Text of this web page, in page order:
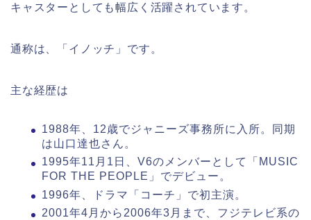
キャスターとしても幅広く活躍されています。
通称は、「イノッチ」です。
主な経歴は
1988年、12歳でジャニーズ事務所に入所。同期
は山口達也さん。
1995年11月1日、V6のメンバーとして「MUSIC
FOR THE PEOPLE」でデビュー。
1996年、ドラマ「コーチ」で初主演。
2001年4月から2006年3月まで、フジテレビ系の